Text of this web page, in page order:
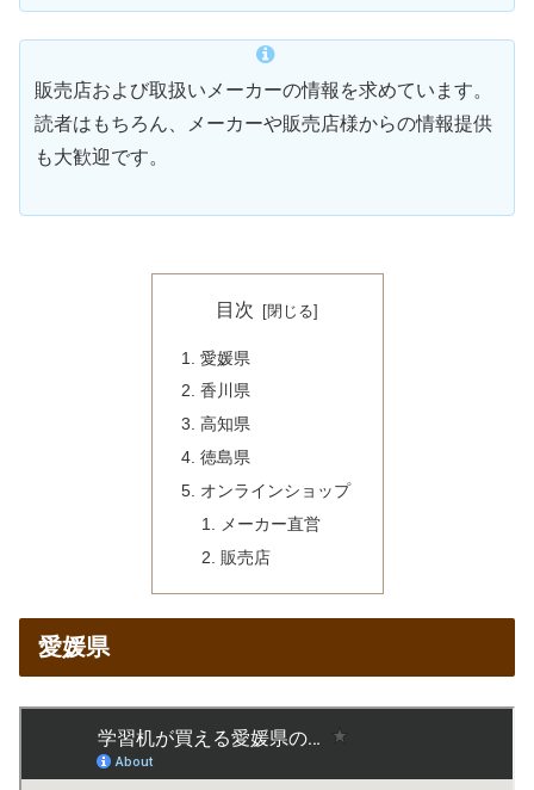
販売店および取扱いメーカーの情報を求めています。
読者はもちろん、メーカーや販売店様からの情報提供
も大歓迎です。
目次
愛媛県
香川県
高知県
徳島県
オンラインショップ
メーカー直営
販売店
愛媛県